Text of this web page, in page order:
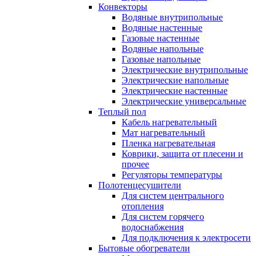
Конвекторы
Водяные внутрипольные
Водяные настенные
Газовые настенные
Водяные напольные
Газовые напольные
Электрические внутрипольные
Электрические напольные
Электрические настенные
Электрические универсальные
Теплый пол
Кабель нагревательный
Мат нагревательный
Пленка нагревательная
Коврики, защита от плесени и
прочее
Регуляторы температуры
Полотенцесушители
Для систем центрального
отопления
Для систем горячего
водоснабжения
Для подключения к электросети
Бытовые обогреватели